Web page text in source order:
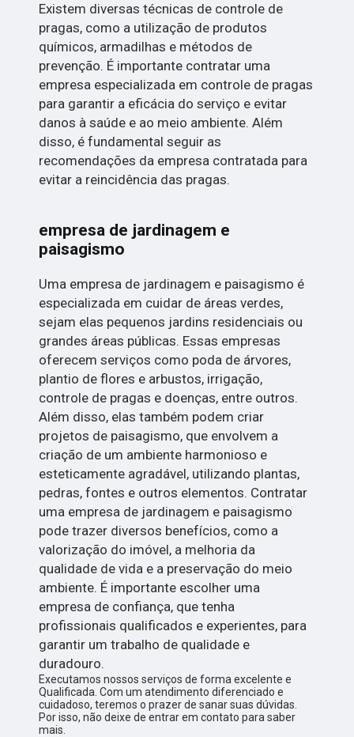
Existem diversas técnicas de controle de
pragas, como a utilização de produtos
químicos, armadilhas e métodos de
prevenção. É importante contratar uma
empresa especializada em controle de pragas
para garantir a eficácia do serviço e evitar
danos à saúde e ao meio ambiente. Além
disso, é fundamental seguir as
recomendações da empresa contratada para
evitar a reincidência das pragas.
empresa de jardinagem e
paisagismo
Uma empresa de jardinagem e paisagismo é
especializada em cuidar de áreas verdes,
sejam elas pequenos jardins residenciais ou
grandes áreas públicas. Essas empresas
oferecem serviços como poda de árvores,
plantio de flores e arbustos, irrigação,
controle de pragas e doenças, entre outros.
Além disso, elas também podem criar
projetos de paisagismo, que envolvem a
criação de um ambiente harmonioso e
esteticamente agradável, utilizando plantas,
pedras, fontes e outros elementos. Contratar
uma empresa de jardinagem e paisagismo
pode trazer diversos benefícios, como a
valorização do imóvel, a melhoria da
qualidade de vida e a preservação do meio
ambiente. É importante escolher uma
empresa de confiança, que tenha
profissionais qualificados e experientes, para
garantir um trabalho de qualidade e
duradouro.
Executamos nossos serviços de forma excelente e
Qualificada. Com um atendimento diferenciado e
cuidadoso, teremos o prazer de sanar suas dúvidas.
Por isso, não deixe de entrar em contato para saber
mais.